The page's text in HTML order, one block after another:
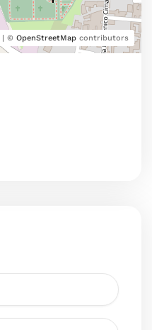
| © OpenStreetMap contributors